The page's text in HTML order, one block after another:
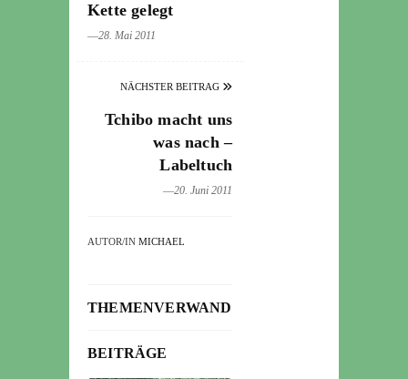
Kette gelegt
―28. Mai 2011
NÄCHSTER BEITRAG
Tchibo macht uns
was nach –
Labeltuch
―20. Juni 2011
AUTOR/IN MICHAEL
THEMENVERWANDTE
BEITRÄGE